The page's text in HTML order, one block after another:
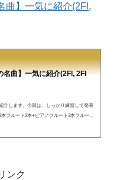
曲】一気に紹介(2Fl,
名曲】一気に紹介(2Fl, 2Fl
介します。今回は、しっかり練習して発表
フルート2本+ピアノフルート3本フルート
ンク